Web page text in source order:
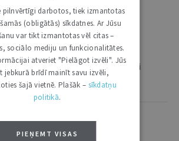
izdevumam
arhīvam – 24 h/7 d.
rakstu un 2000 autoru
un ikgadējie grāmatžurnāli
– piezīmes, citāti, mapes
pilnvērtīgi darbotos, tiek izmantotas
(obligātās) sīkdatnes. Ar Jūsu
var tikt izmantotas vēl citas –
sociālo mediju un funkcionalitātes.
atveriet "Pielāgot izvēli". Jūs
jebkurā brīdī mainīt savu izvēli,
šajā vietnē. Plašāk – sīkdatņu
politikā.
PIEŅEMT VISAS